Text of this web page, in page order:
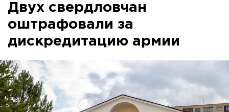
Двух свердловчан
оштрафовали за
дискредитацию армии